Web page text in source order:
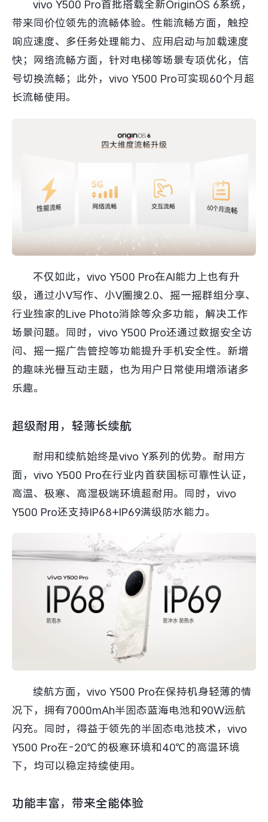
vivo Y500 Pro首批搭载全新OriginOS 6系统，
带来同价位领先的流畅体验。性能流畅方面，触控
响应速度、多任务处理能力、应用启动与加载速度
快；网络流畅方面，针对电梯等场景专项优化，信
号切换流畅；此外，vivo Y500 Pro可实现60个月超
长流畅使用。
不仅如此，vivo Y500 Pro在AI能力上也有升
级，通过小V写作、小V圈搜2.0、摇一摇群组分享、
行业独家的Live Photo消除等众多功能，解决工作
场景问题。同时，vivo Y500 Pro还通过数据安全访
问、摇一摇广告管控等功能提升手机安全性。新增
的趣味光栅互动主题，也为用户日常使用增添诸多
乐趣。
超级耐用，轻薄长续航
耐用和续航始终是vivo Y系列的优势。耐用方
面，vivo Y500 Pro在行业内首获国标可靠性认证，
高温、极寒、高湿极端环境超耐用。同时，vivo
Y500 Pro还支持IP68+IP69满级防水能力。
续航方面，vivo Y500 Pro在保持机身轻薄的情
况下，拥有7000mAh半固态蓝海电池和90W远航
闪充。同时，得益于领先的半固态电池技术，vivo
Y500 Pro在-20℃的极寒环境和40℃的高温环境
下，均可以稳定持续使用。
功能丰富，带来全能体验